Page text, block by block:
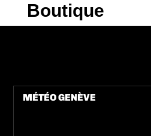
Boutique
MÉTÉO GENÈVE